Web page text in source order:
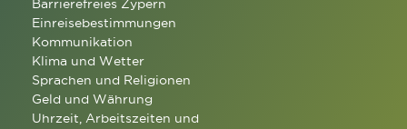
Barrierefreies Zypern
Einreisebestimmungen
Kommunikation
Klima und Wetter
Sprachen und Religionen
Geld und Währung
Uhrzeit, Arbeitszeiten und